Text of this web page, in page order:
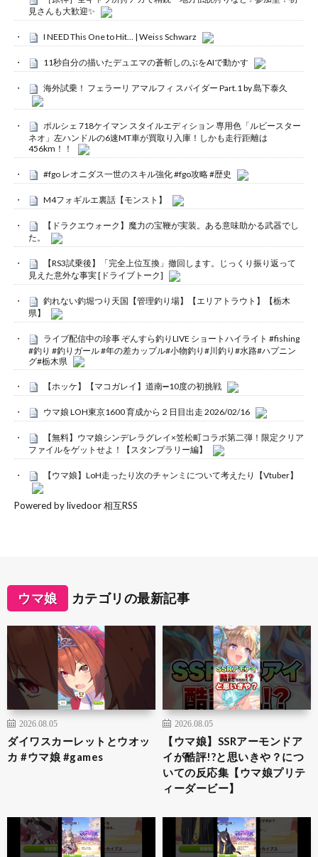
見さんも大歓迎✨
I NEED This One to Hit… | Weiss Schwarz
11秒自分の描いたデュエマの蒼斬しのぶをAIで動かす
海外試乗！ フェラーリ アマルフィ スパイダー Part.1 by 島下泰久
ポルシェ 718ケイマン スタイルエディション 専用色「ルビースター
ネオ」左ハンドルの6速MT車が買取り入庫！しかも走行距離は
456km！！
#fgo レオニダス一世のスキル強化 #fgo攻略 #歴史
M4フォギルエ裏話【モンスト】
【ドラクエウォーク】魔力の宝鞭が実装。ある意味助かる武器でし
た。
【RS3試乗後】「完全上位互換」撤回します。じっくり振り返って
見えた意外な事実 [ドライブトーク]
釣れない釣堀つり天国【管理釣り場】【エリアトラウト】【栃木
県】
ライブ配信中の珍事 ぞんすら釣りLIVE ショートハイライト #fishing
#釣り #釣りガール #年の差カップル#小物釣り#川釣り#水路#ハプニン
グ#栃木県
【ホッケ】【マコガレイ】道南➖10度の初挑戦
ウマ娘 LOH東京1600 育成から２日目出走 2026/02/16
【無料】ウマ娘シンデレラグレイ×笠松町コラボ第二弾！限定クリア
ファイルをゲットせよ！【スタンプラリー編】
【ウマ娘】LoH走ったり次のチャンミについて考えたり【Vtuber】
Powered by livedoor 相互RSS
ウマ娘 カテゴリの最新記事
2026.08.05
ダイワスカーレットとウオッ
カ #ウマ娘 #games
2026.08.05
【ウマ娘】SSRアーモンドア
イが酷評!?と思いきや？につ
いての反応集【ウマ娘プリテ
ィーダービー】